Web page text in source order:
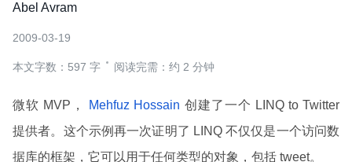
Abel Avram
2009-03-19
本文字数：597 字 阅读完需：约 2 分钟
微软 MVP， Mehfuz Hossain 创建了一个 LINQ to Twitter
提供者。这个示例再一次证明了 LINQ 不仅仅是一个访问数
据库的框架，它可以用于任何类型的对象，包括 tweet。